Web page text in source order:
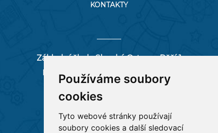
Používáme soubory
cookies
Tyto webové stránky používají
soubory cookies a další sledovací
KONTAKTY
Základní škola Slezská Ostrava, Pěší 1
Pěší 66/1, 712 00 Ostrava-Muglinov
tel:596 244 880